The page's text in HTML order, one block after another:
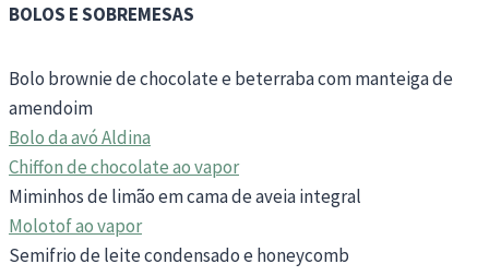
BOLOS E SOBREMESAS
Bolo brownie de chocolate e beterraba com manteiga de
amendoim
Bolo da avó Aldina
Chiffon de chocolate ao vapor
Miminhos de limão em cama de aveia integral
Molotof ao vapor
Semifrio de leite condensado e honeycomb